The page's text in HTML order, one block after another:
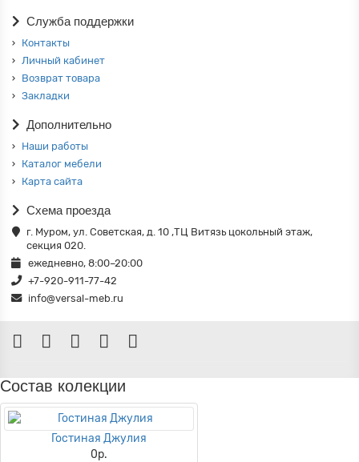
Служба поддержки
Контакты
Личный кабинет
Возврат товара
Закладки
Дополнительно
Наши работы
Каталог мебели
Карта сайта
Схема проезда
г. Муром, ул. Советская, д. 10 ,ТЦ Витязь цокольный этаж,
секция 020.
ежедневно, 8:00–20:00
+7-920-911-77-42
info@versal-meb.ru
Состав колекции
Гостиная Джулия
0р.